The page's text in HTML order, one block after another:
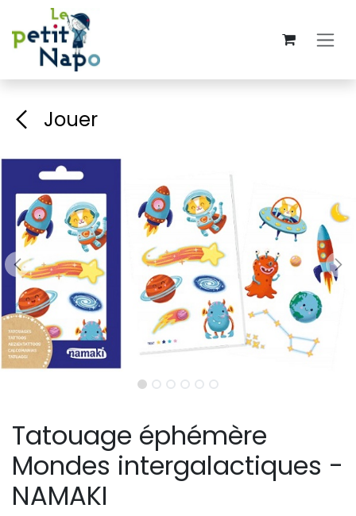
Se rendre au contenu
Jouer
Tatouage éphémère
Mondes intergalactiques -
NAMAKI